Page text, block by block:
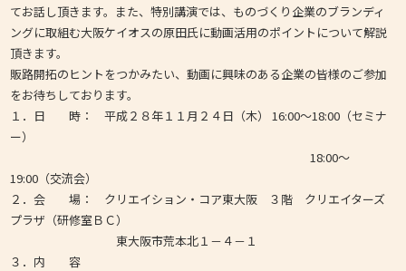
てお話し頂きます。また、特別講演では、ものづくり企業のブランディ
ングに取組む大阪ケイオスの原田氏に動画活用のポイントについて解説
頂きます。
販路開拓のヒントをつかみたい、動画に興味のある企業の皆様のご参加
をお待ちしております。
１．日 時： 平成２８年１１月２４日（木） 16:00～18:00（セミナ
ー）
18:00～
19:00（交流会）
２．会 場： クリエイション・コア東大阪 ３階 クリエイターズ
プラザ（研修室ＢＣ）
東大阪市荒本北１－４－１
３．内 容